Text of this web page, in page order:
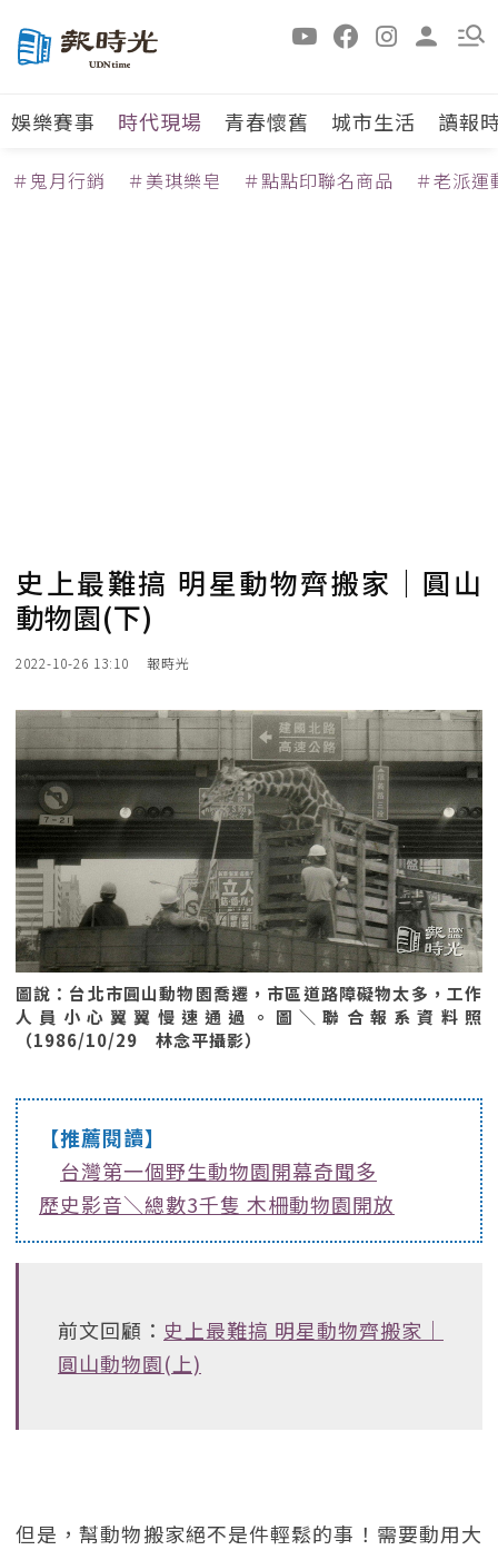
娛樂賽事 時代現場 青春懷舊 城市生活 讀報
＃鬼月行銷 ＃美琪樂皂 ＃點點印聯名商品 ＃老派運
史上最難搞 明星動物齊搬家｜圓山
動物園(下)
2022-10-26 13:10 報時光
圖說：台北市圓山動物園喬遷，市區道路障礙物太多，工作
人員小心翼翼慢速通過。圖＼聯合報系資料照
（1986/10/29 林念平攝影）
【推薦閱讀】
台灣第一個野生動物園開幕奇聞多
歷史影音＼總數3千隻 木柵動物園開放
前文回顧： 史上最難搞 明星動物齊搬家｜
圓山動物園(上)
但是，幫動物搬家絕不是件輕鬆的事！需要動用大